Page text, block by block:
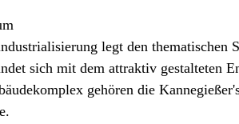
legt den thematischen
sich mit dem attraktiv gestalteten
gehören die